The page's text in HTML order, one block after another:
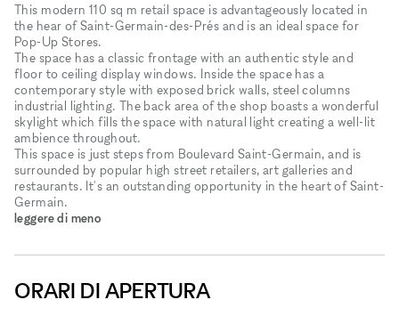
This modern 110 sq m retail space is advantageously located in
the hear of Saint-Germain-des-Prés and is an ideal space for
Pop-Up Stores.
The space has a classic frontage with an authentic style and
floor to ceiling display windows. Inside the space has a
contemporary style with exposed brick walls, steel columns
industrial lighting. The back area of the shop boasts a wonderful
skylight which fills the space with natural light creating a well-lit
ambience throughout.
This space is just steps from Boulevard Saint-Germain, and is
surrounded by popular high street retailers, art galleries and
restaurants. It's an outstanding opportunity in the heart of Saint-
Germain.
leggere di meno
ORARI DI APERTURA